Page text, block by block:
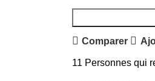
Comparer
11 Personnes qui